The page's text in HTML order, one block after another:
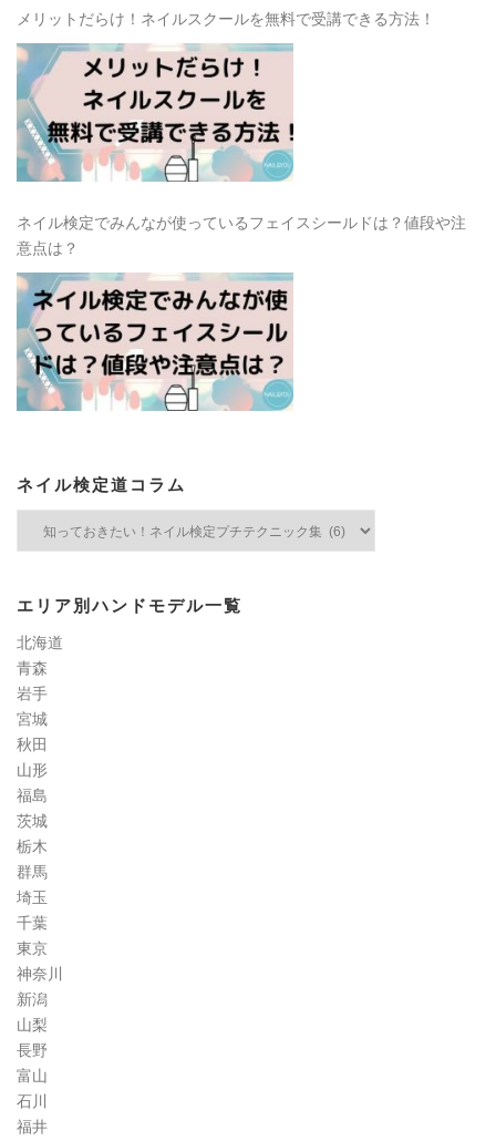
メリットだらけ！ネイルスクールを無料で受講できる方法！
ネイル検定でみんなが使っているフェイスシールドは？値段や注
意点は？
ネイル検定道コラム
定
コ
ラ
ム
エリア別ハンドモデル一覧
北海道
青森
岩手
宮城
秋田
山形
福島
茨城
栃木
群馬
埼玉
千葉
東京
神奈川
新潟
山梨
長野
富山
石川
福井